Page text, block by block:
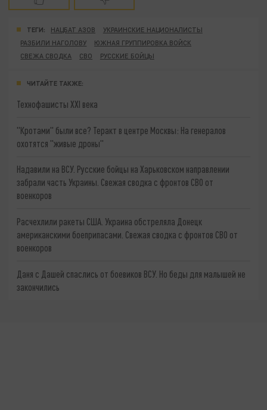
ТЕГИ: НАЦБАТ АЗОВ
УКРАИНСКИЕ НАЦИОНАЛИСТЫ
РАЗБИЛИ НАГОЛОВУ
ЮЖНАЯ ГРУППИРОВКА ВОЙСК
СВЕЖА СВОДКА
СВО РУССКИЕ БОЙЦЫ
ЧИТАЙТЕ ТАКЖЕ:
Технофашисты XXI века
"Кротами" были все? Теракт в центре Москвы: На генералов
охотятся "живые дроны"
Надавили на ВСУ. Русские бойцы на Харьковском направлении
забрали часть Украины. Свежая сводка с фронтов СВО от
военкоров
Расчехлили ракеты США. Украина обстреляла Донецк
американскими боеприпасами. Свежая сводка с фронтов СВО от
военкоров
Даня с Дашей спаслись от боевиков ВСУ. Но беды для малышей не
закончились